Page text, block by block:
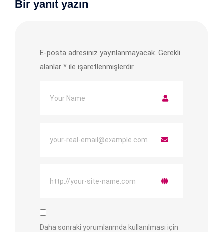
Bir yanıt yazın
E-posta adresiniz yayınlanmayacak. Gerekli
alanlar * ile işaretlenmişlerdir
Daha sonraki yorumlarımda kullanılması için